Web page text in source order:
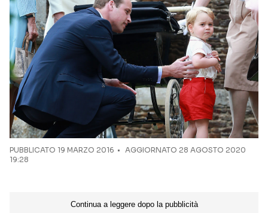
PUBBLICATO 19 MARZO 2016
AGGIORNATO 28 AGOSTO 2020
19:28